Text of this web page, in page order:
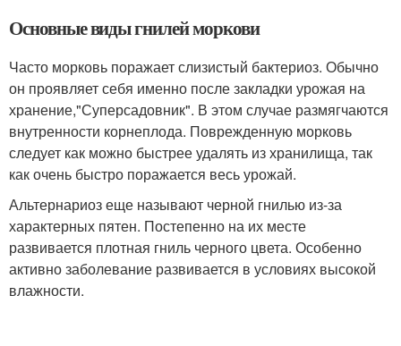
Основные виды гнилей моркови
Часто морковь поражает слизистый бактериоз. Обычно
он проявляет себя именно после закладки урожая на
хранение,"Суперсадовник". В этом случае размягчаются
внутренности корнеплода. Поврежденную морковь
следует как можно быстрее удалять из хранилища, так
как очень быстро поражается весь урожай.
Альтернариоз еще называют черной гнилью из-за
характерных пятен. Постепенно на их месте
развивается плотная гниль черного цвета. Особенно
активно заболевание развивается в условиях высокой
влажности.